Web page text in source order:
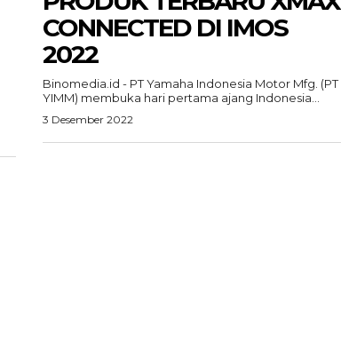
CONNECTED DI IMOS
2022
Binomedia.id - PT Yamaha Indonesia Motor Mfg. (PT
YIMM) membuka hari pertama ajang Indonesia...
3 Desember 2022